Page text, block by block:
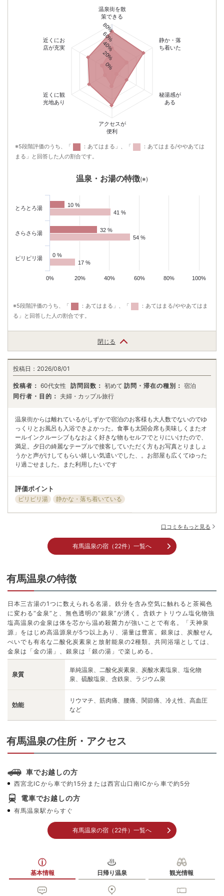
の古い歴史があります。 最古の湯である金泉を配し、静かな和風客室に
て四季折々の懐石料理をお楽しみくださいませ。
メープル有馬
4.50点 (全6件)
27,570 円〜
（税込）
★「豊寿泉源」と呼ばれる自家源泉のラジウム銀泉を趣向の異なる6種類
の浴槽で堪能★多彩な湯船と地場産の旬食材を厳選した創作会席を満喫
有馬グランドホテル
- 点 (全-件)
最上階の絶景露天風呂で金泉･銀泉をじっくり堪能！有馬の老舗の名旅館
で非日常を味わう♪
有馬温泉 ホテル花小宿
- 点 (全-件)
木造建築で、お食事を堪能し、ゆったりと過ごす。
- 点 (全-件)
31,900円〜 （税込）
有馬を見渡す高台に位置し、六甲の雄大な自然に囲まれた、櫟林の中に佇
え。 銀水荘兆楽で、非日常な癒しのひとときを。
御幸荘 花結び
お部屋で味わう目･舌共に美味な会席。有馬の名湯『金泉・銀泉』を爽快
- 点 (全-件)
21,400円〜
泉 御所坊」 力強さのある「金泉」と、文豪・谷崎潤一郎氏が愛した陰
翳の美しさを堪能
月光園 鴻朧館
- 点 (全-件)
41,800円〜 （税込）
有馬随一の自然と源泉かけ流しの温泉を愉しむ老舗宿
高山荘 華野
36,685
円〜
（税込）
（税込）
赤ちゃんも楽しめるお部屋食の宿！有馬の名湯を家族で満喫♪
0%
20%
40%
60%
80%
温泉街を散
策できる
静か・落
ち着いた
秘湯感が
ある
アクセスが
便利
近くに観
光地あり
近くにお
店が充実
※5段階評価のうち、「 ：あてはまる」、「
：あてはまる/ややあては
まる」と回答した人の割合です。
温泉・お湯の特徴(※)
10 %
10 %
32 %
32 %
0 %
0 %
41 %
41 %
54 %
54 %
17 %
17 %
0% 20% 40% 60% 80% 100%
とろとろ湯
さらさら湯
ピリピリ湯
※5段階評価のうち、「 ：あてはまる」、「
：あてはまる/ややあてはま
る」と回答した人の割合です。
閉じる
投稿日： 2026/08/01
投稿者： 60代女性 訪問回数： 初めて 訪問・滞在の種別： 宿泊
同行者・目的： 夫婦・カップル旅行
温泉街からは離れているがしずかで宿泊のお客様も大人数でないのでゆ
っくりとお風呂も入浴できよかった。食事も太閤会席も美味しくまたオ
ールインクルーシブもなおよく好きな物もセルフでとりにいけたので、
満足。夕日の綺麗なテープルで接客していただく方もお写真とりましょ
うかと声がけしてもらい嬉しい気遣いでした、。お部屋も広くてゆった
り過ごせました。また利用したいです
評価ポイント
ピリピリ湯 静かな・落ち着いている
口コミをもっと見る
有馬温泉の宿（22件）一覧へ
有馬温泉の特徴
日本三古湯の1つに数えられる名湯。鉄分を含み空気に触れると茶褐色
に変わる“金泉”と、無色透明の“銀泉”が湧く。含鉄ナトリウム塩化物強
塩高温泉の金泉は体を芯から温め殺菌力が強いことで有名。「天神泉
源」をはじめ高温源泉が5つ以上あり、湯量は豊富。銀泉は、炭酸せん
べいでも有名な二酸化炭素泉と放射能泉の2種類。共同浴場としては、
金泉は「金の湯」、銀泉は「銀の湯」で楽しめる。
泉質
単純温泉、二酸化炭素泉、炭酸水素塩泉、塩化物
泉、硫酸塩泉、含鉄泉、ラジウム泉
効能
リウマチ、筋肉痛、腰痛、関節痛、冷え性、高血圧
など
有馬温泉の住所・アクセス
車でお越しの方
西宮北ICから車で約15分または西宮山口南ICから車で約5分
電車でお越しの方
有馬温泉駅からすぐ
有馬温泉の宿（22件）一覧へ
基本情報 日帰り温泉 観光情報